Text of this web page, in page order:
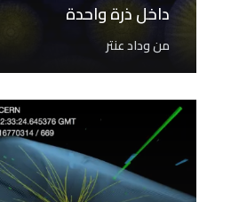
داخل ذرة واحدة
منوداد عنتر